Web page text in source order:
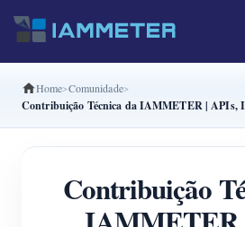
Produtos
Trifásico Medidor de
Home Comunidade
Contribuição Técnica da IAMMETER | APIs,
Contribuição